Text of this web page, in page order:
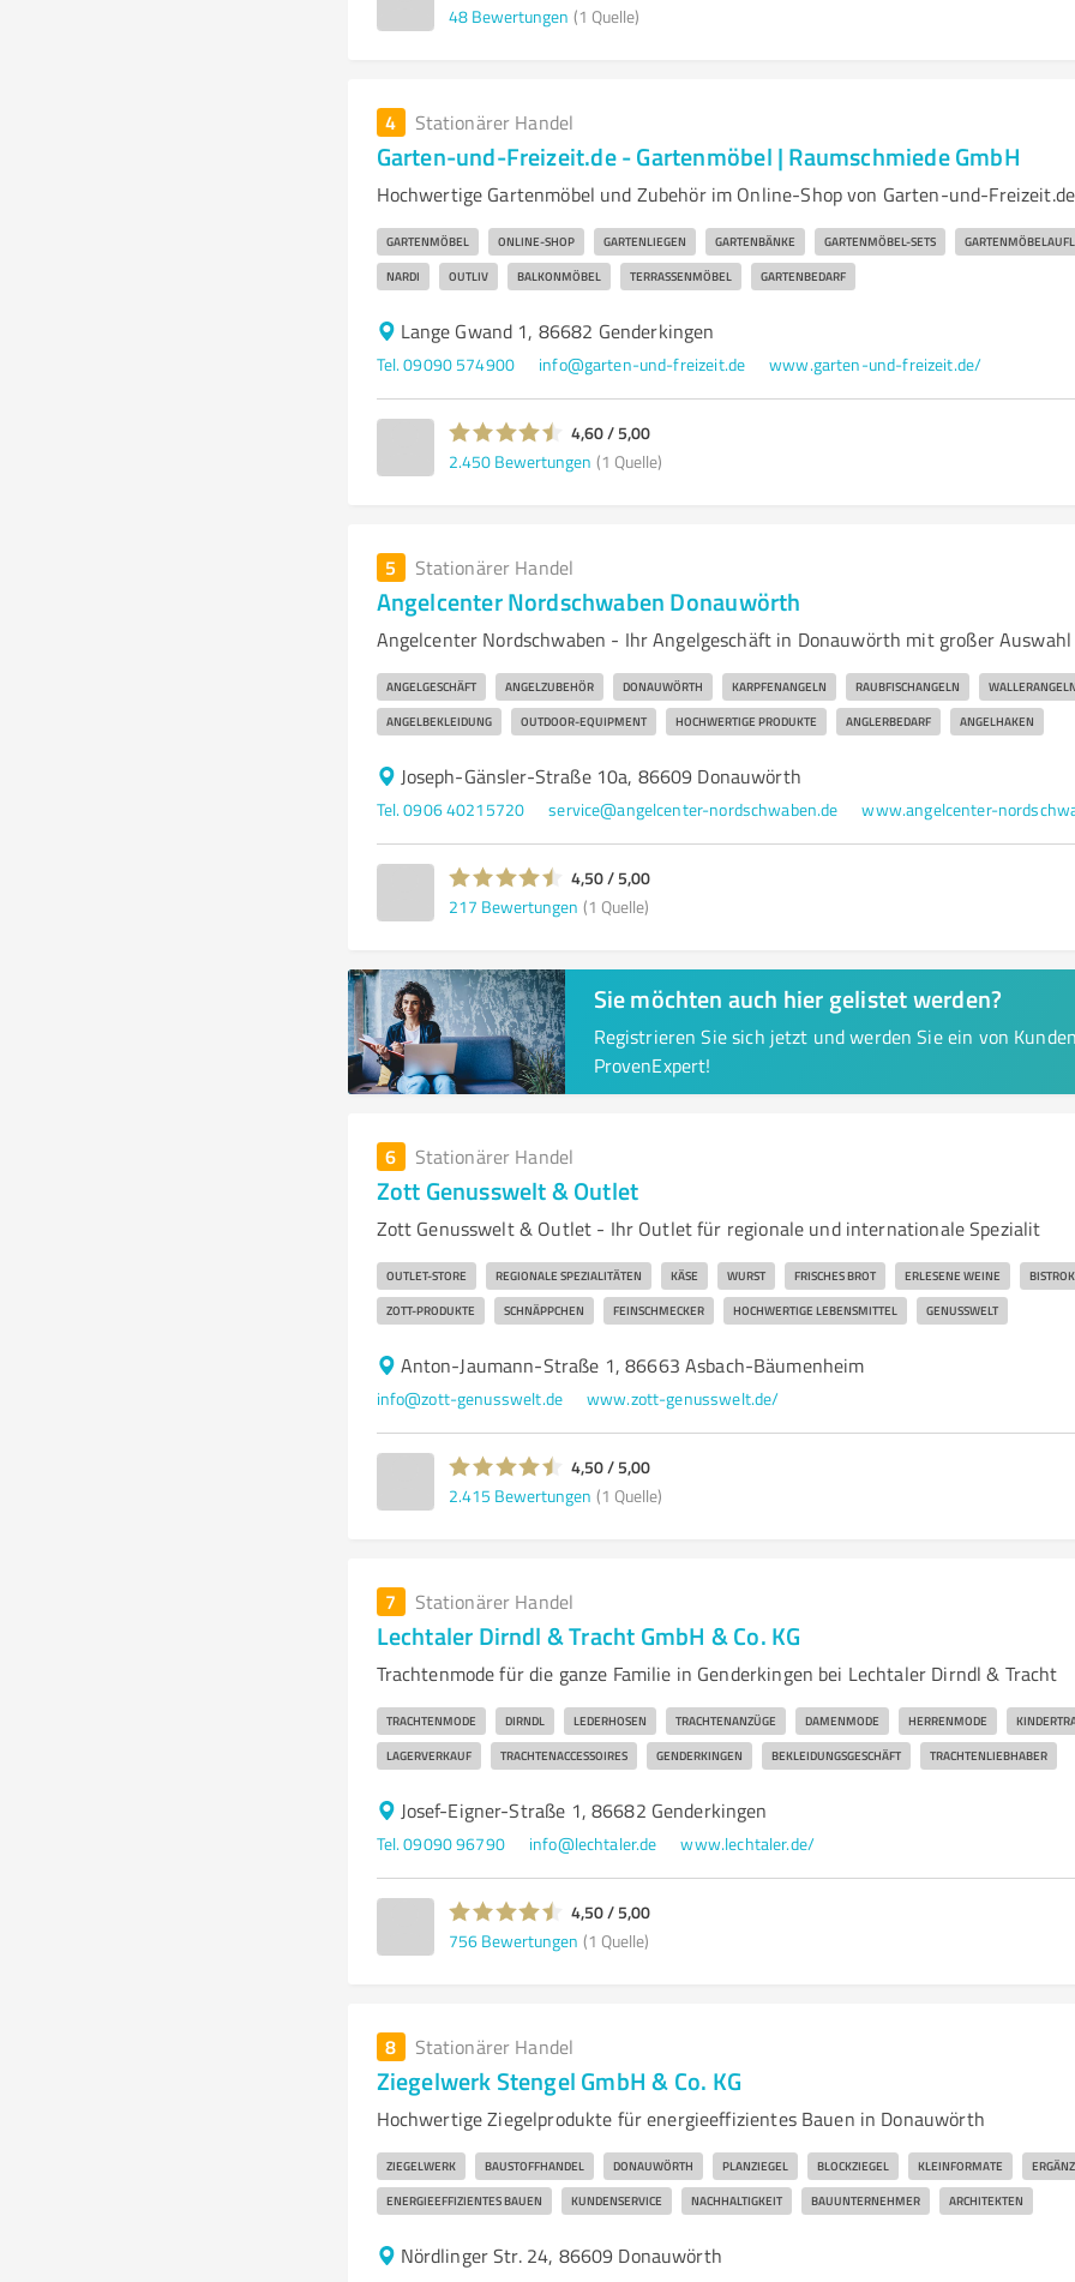
48 Bewertungen (1 Quelle)
4 Stationärer Handel
Garten-und-Freizeit.de - Gartenmöbel | Raumschmiede GmbH
Hochwertige Gartenmöbel und Zubehör im Online-Shop von Garten-und-Freizeit.de
GARTENMÖBEL ONLINE-SHOP GARTENLIEGEN GARTENBÄNKE GARTENMÖBEL-SETS
NARDI OUTLIV BALKONMÖBEL TERRASSENMÖBEL GARTENBEDARF
Lange Gwand 1, 86682 Genderkingen
Tel. 09090 574900 info@garten-und-freizeit.de www.garten-und-freizeit.de/
4,60 / 5,00
2.450 Bewertungen (1 Quelle)
5 Stationärer Handel
Angelcenter Nordschwaben Donauwörth
Angelcenter Nordschwaben - Ihr Angelgeschäft in Donauwörth mit großer Auswahl
ANGELGESCHÄFT ANGELZUBEHÖR DONAUWÖRTH KARPFENANGELN RAUBFISCHANGELN WALLERANGELN
ANGELBEKLEIDUNG OUTDOOR-EQUIPMENT HOCHWERTIGE PRODUKTE ANGLERBEDARF ANGELHAKEN
Joseph-Gänsler-Straße 10a, 86609 Donauwörth
Tel. 0906 40215720 service@angelcenter-nordschwaben.de www.angelcenter-
4,50 / 5,00
217 Bewertungen (1 Quelle)
Sie möchten auch hier gelistet werden?
Registrieren Sie sich jetzt und werden Sie ein von
ProvenExpert!
6 Stationärer Handel
Zott Genusswelt & Outlet
Zott Genusswelt & Outlet - Ihr Outlet für regionale und internationale Spezialit
OUTLET-STORE REGIONALE SPEZIALITÄTEN KÄSE WURST FRISCHES BROT ERLESENE WEINE
ZOTT-PRODUKTE SCHNÄPPCHEN FEINSCHMECKER HOCHWERTIGE LEBENSMITTEL GENUSSWELT
Anton-Jaumann-Straße 1, 86663 Asbach-Bäumenheim
info@zott-genusswelt.de www.zott-genusswelt.de/
4,50 / 5,00
2.415 Bewertungen (1 Quelle)
7 Stationärer Handel
Lechtaler Dirndl & Tracht GmbH & Co. KG
Trachtenmode für die ganze Familie in Genderkingen bei Lechtaler Dirndl & Tracht
TRACHTENMODE DIRNDL LEDERHOSEN TRACHTENANZÜGE DAMENMODE HERRENMODE
LAGERVERKAUF TRACHTENACCESSOIRES GENDERKINGEN BEKLEIDUNGSGESCHÄFT TRACHTENLIEBHABER
Josef-Eigner-Straße 1, 86682 Genderkingen
Tel. 09090 96790 info@lechtaler.de www.lechtaler.de/
4,50 / 5,00
756 Bewertungen (1 Quelle)
8 Stationärer Handel
Ziegelwerk Stengel GmbH & Co. KG
Hochwertige Ziegelprodukte für energieeffizientes Bauen in Donauwörth
ZIEGELWERK BAUSTOFFHANDEL DONAUWÖRTH PLANZIEGEL BLOCKZIEGEL KLEINFORMATE
ENERGIEEFFIZIENTES BAUEN KUNDENSERVICE NACHHALTIGKEIT BAUUNTERNEHMER ARCHITEKTEN
Nördlinger Str. 24, 86609 Donauwörth